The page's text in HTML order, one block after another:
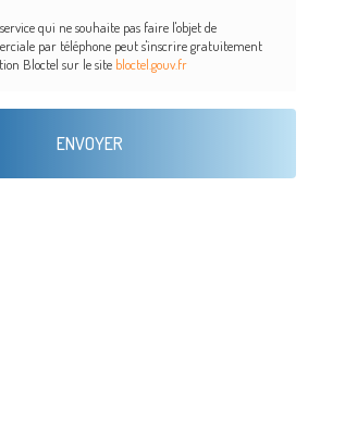
qui ne souhaite pas faire l'objet de
par téléphone peut s'inscrire gratuitement
Bloctel sur le site bloctel.gouv.fr